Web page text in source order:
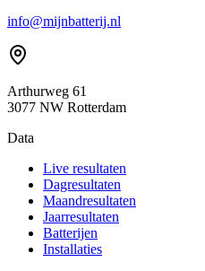
info@mijnbatterij.nl
Arthurweg 61
3077 NW Rotterdam
Data
Live resultaten
Dagresultaten
Maandresultaten
Jaarresultaten
Batterijen
Installaties